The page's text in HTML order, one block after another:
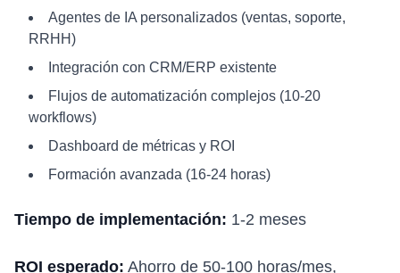
Agentes de IA personalizados (ventas, soporte,
RRHH)
Integración con CRM/ERP existente
Flujos de automatización complejos (10-20
workflows)
Dashboard de métricas y ROI
Formación avanzada (16-24 horas)
Tiempo de implementación: 1-2 meses
ROI esperado: Ahorro de 50-100 horas/mes,